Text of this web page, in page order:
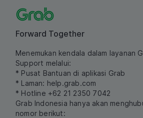
Forward Together
Menemukan kendala dalam layanan
Support melalui:
* Pusat Bantuan di aplikasi Grab
* Laman: help.grab.com
* Hotline +62 21 2350 7042
Grab Indonesia hanya akan
nomor berikut: